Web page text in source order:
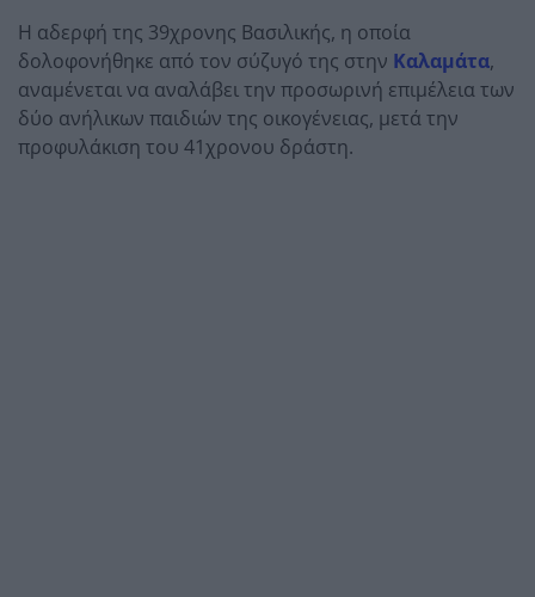
Η αδερφή της 39χρονης Βασιλικής, η οποία
δολοφονήθηκε από τον σύζυγό της στην Καλαμάτα,
αναμένεται να αναλάβει την προσωρινή επιμέλεια των
δύο ανήλικων παιδιών της οικογένειας, μετά την
προφυλάκιση του 41χρονου δράστη.